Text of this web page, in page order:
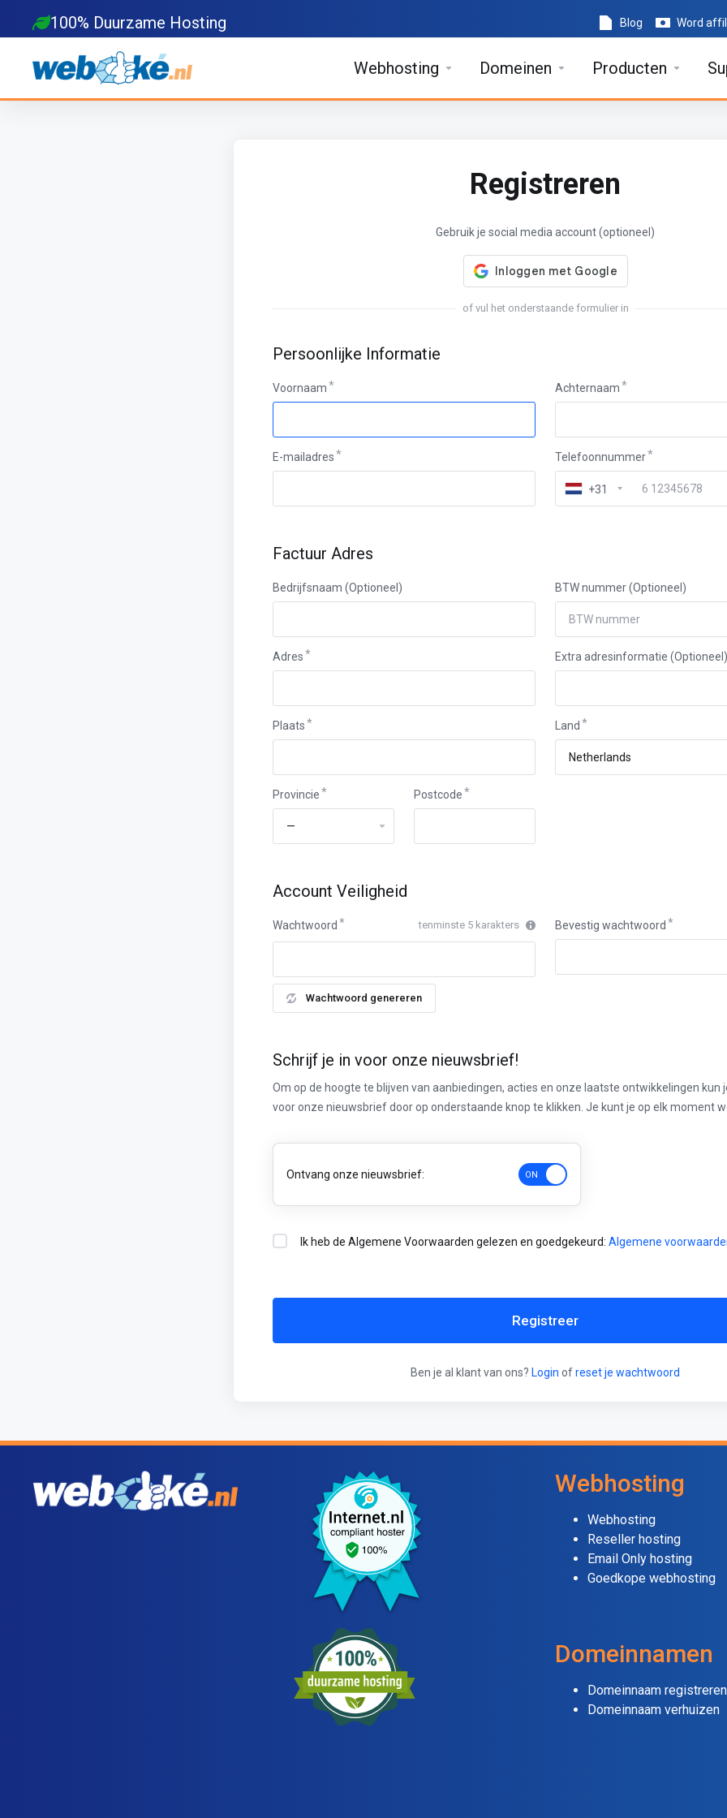
100% Duurzame Hosting Blog Word
Webhosting Domeinen Producten
Registreren
Gebruik je social media account (optioneel)
of vul het onderstaande formulier in
Persoonlijke Informatie
Voornaam Achternaam
E-mailadres Telefoonnummer
+31
Factuur Adres
Bedrijfsnaam (Optioneel) BTW nummer (Optioneel)
Adres Extra adresinformatie (Optioneel)
Plaats Land
Provincie
Provincie Postcode
Account Veiligheid
Wachtwoord tenminste 5 karakters
Wachtwoord genereren
Bevestig wachtwoord
Schrijf je in voor onze nieuwsbrief!
Om op de hoogte te blijven van aanbiedingen, acties en onze laatste ontwikkelingen kun
voor onze nieuwsbrief door op onderstaande knop te klikken. Je kunt je op elk moment
Ontvang onze nieuwsbrief:
Ik heb de Algemene Voorwaarden gelezen en goedgekeurd: Algemene
Registreer
Ben je al klant van ons? Login ofreset je wachtwoord
Webhosting
Webhosting
Reseller hosting
Email Only hosting
Goedkope webhosting
Domeinnamen
Domeinnaam registreren
Domeinnaam verhuizen